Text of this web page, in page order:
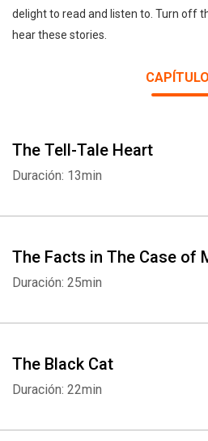
delight to read and listen to. Turn off
hear these stories.
The Tell-Tale Heart
Duración: 13min
The Facts in The Case of
Duración: 25min
The Black Cat
Duración: 22min